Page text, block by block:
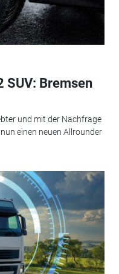
SUV: Bremsen
und mit der Nachfrage
einen neuen Allrounder